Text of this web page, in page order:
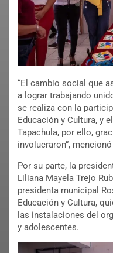
“El cambio social que
a lograr trabajando
se realiza con la
Educación y Cultura, y
Tapachula, por ello,
involucraron”,
Por su parte, la
Liliana Mayela Trejo
presidenta municipal
Educación y Cultura,
las instalaciones del
y adolescentes.